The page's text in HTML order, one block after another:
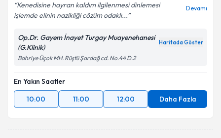
Kenedisine hayran kaldım ilgilenmesi dinlemesi
işlemde elinin nazikliği cözüm odaklı...
Devamı
Op.Dr. Gayem İnayet Turgay Muayenehanesi
(G.Klinik)
Haritada Göster
Bahriye Üçok MH. Rüştü Şardağ cd. No.44 D.2
En Yakın Saatler
10:00
11:00 12:00 Daha Fazla